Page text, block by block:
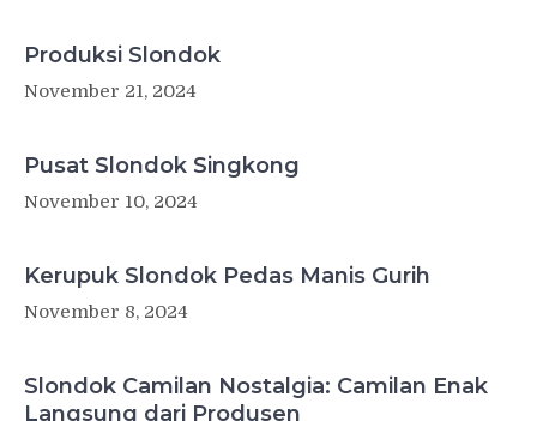
Produksi Slondok
November 21, 2024
Pusat Slondok Singkong
November 10, 2024
Kerupuk Slondok Pedas Manis Gurih
November 8, 2024
Slondok Camilan Nostalgia: Camilan Enak
Langsung dari Produsen